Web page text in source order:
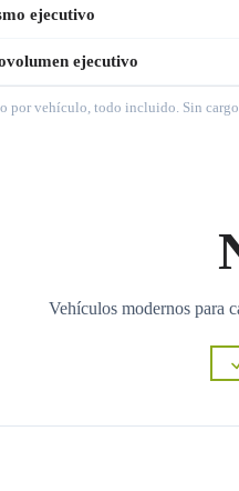
ejecutivo
ejecutivo
por vehículo, todo incluido. Sin
Vehículos modernos para